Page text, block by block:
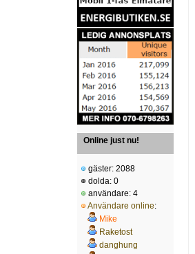
Online just nu!
gäster: 2088
dolda: 0
användare: 4
Användare online:
Mike
Raketost
danghung